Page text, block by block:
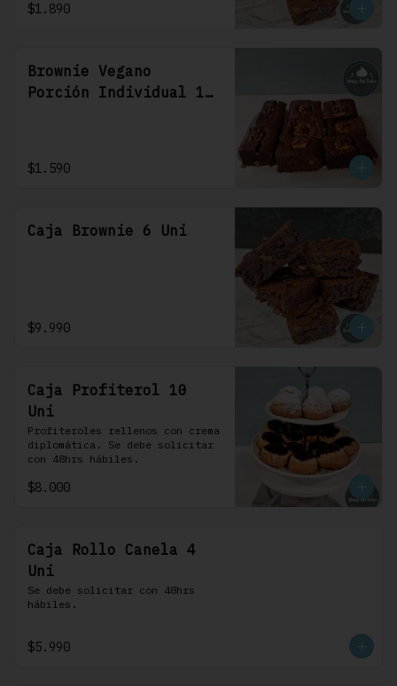
$1.890
Brownie Vegano
Porción Individual 1
$1.590
Caja Brownie 6 Uni
$9.990
Caja Profiterol 10
Uni
Profiteroles rellenos con crema
diplomática. Se debe solicitar
con 48hrs hábiles.
$8.000
Caja Rollo Canela 4
Uni
Se debe solicitar con 48hrs
hábiles.
$5.990